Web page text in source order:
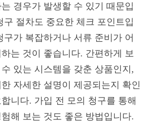
경우가 발생할 수 있기 때문입
구 절차도 중요한 체크 포인트입
구가 복잡하거나 서류 준비가 어
는 것이 좋습니다. 간편하게 보
있는 시스템을 갖춘 상품인지,
자세한 설명이 제공되는지 확인
니다. 가입 전 모의 청구를 통해
해 보는 것도 좋은 방법입니다.